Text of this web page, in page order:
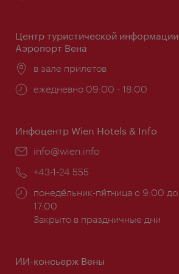
Центр туристической информации
Аэропорт Вена
Расположение:
в зале прилетов
Часы
ежедневно 09:00 - 18:00
Инфоцентр Wien Hotels & Info
Эл.
info@wien.info
Телефон:
+43-1-24 555
Часы
работы:
понеде́льник-пя́тница с 9:00 до
17:00
Закрыто в праздничные дни
ИИ-консьерж Вены